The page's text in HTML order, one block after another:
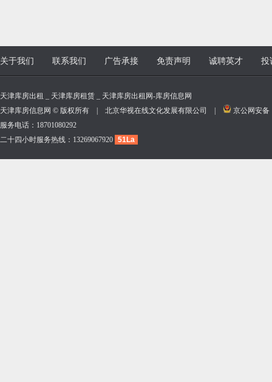
关于我们 联系我们 广告承接 免责声明 诚聘英才 投
天津库房出租 _ 天津库房租赁 _ 天津库房出租网-库房信息网
天津库房信息网 © 版权所有 | 北京华视在线文化发展有限公司 |
京公网安备
服务电话：18701080292
二十四小时服务热线：13269067920 51La